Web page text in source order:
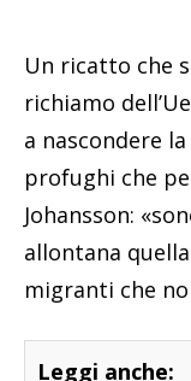
Un ricatto che
richiamo
a nascondere
profughi che
Johansson:
allontana
migranti che
Leggi anche: